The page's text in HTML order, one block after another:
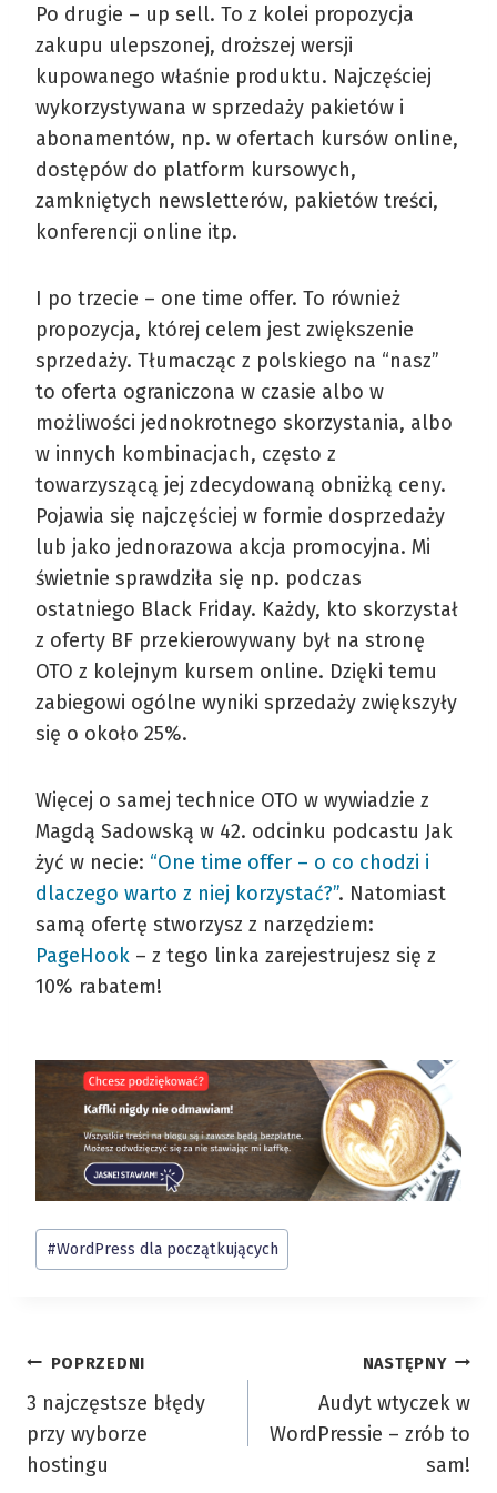
Po drugie – up sell. To z kolei propozycja
zakupu ulepszonej, droższej wersji
kupowanego właśnie produktu. Najczęściej
wykorzystywana w sprzedaży pakietów i
abonamentów, np. w ofertach kursów online,
dostępów do platform kursowych,
zamkniętych newsletterów, pakietów treści,
konferencji online itp.
I po trzecie – one time offer. To również
propozycja, której celem jest zwiększenie
sprzedaży. Tłumacząc z polskiego na “nasz”
to oferta ograniczona w czasie albo w
możliwości jednokrotnego skorzystania, albo
w innych kombinacjach, często z
towarzyszącą jej zdecydowaną obniżką ceny.
Pojawia się najczęściej w formie dosprzedaży
lub jako jednorazowa akcja promocyjna. Mi
świetnie sprawdziła się np. podczas
ostatniego Black Friday. Każdy, kto skorzystał
z oferty BF przekierowywany był na stronę
OTO z kolejnym kursem online. Dzięki temu
zabiegowi ogólne wyniki sprzedaży zwiększyły
się o około 25%.
Więcej o samej technice OTO w wywiadzie z
Magdą Sadowską w 42. odcinku podcastu Jak
żyć w necie: “One time offer – o co chodzi i
dlaczego warto z niej korzystać?”. Natomiast
samą ofertę stworzysz z narzędziem:
PageHook – z tego linka zarejestrujesz się z
10% rabatem!
Tagi
wpisu:
#WordPress dla początkujących
Nawigacja
wpisu
POPRZEDNI
3 najczęstsze błędy
przy wyborze
hostingu
NASTĘPNY
Audyt wtyczek w
WordPressie – zrób to
sam!